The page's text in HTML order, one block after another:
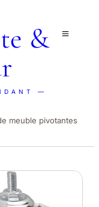
&
—
meuble pivotantes